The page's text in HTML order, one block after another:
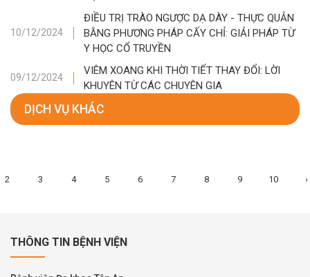
10/12/2024
ĐIỀU TRỊ TRÀO NGƯỢC DẠ DÀY - THỰC QUẢN
BẰNG PHƯƠNG PHÁP CẤY CHỈ: GIẢI PHÁP TỪ
Y HỌC CỔ TRUYỀN
09/12/2024
VIÊM XOANG KHI THỜI TIẾT THAY ĐỔI: LỜI
KHUYÊN TỪ CÁC CHUYÊN GIA
DỊCH VỤ KHÁC
2 3 4 5 6 7 8 9 10 ›
THÔNG TIN BỆNH VIỆN